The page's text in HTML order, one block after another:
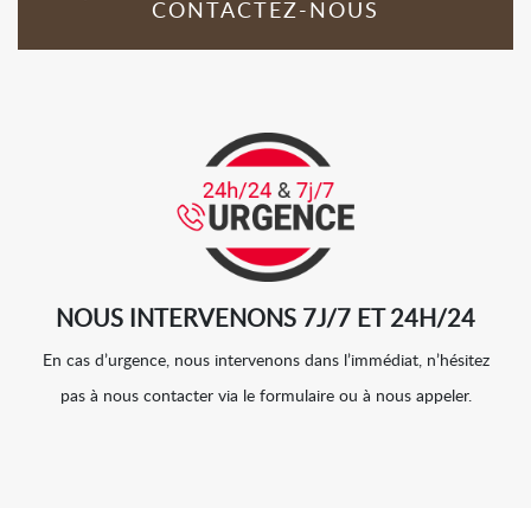
CONTACTEZ-NOUS
NOUS INTERVENONS 7J/7 ET 24H/24
En cas d’urgence, nous intervenons dans l’immédiat, n’hésitez
pas à nous contacter via le formulaire ou à nous appeler.